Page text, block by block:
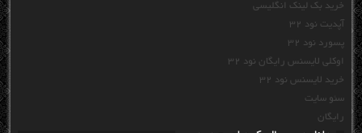
خرید بک لینک انگلیسی
آپدیت نود 32
پسورد نود 32
اوکلی لایسنس رایگان نود 32
خرید لایسنس نود 32
سئو سایت
رایگان